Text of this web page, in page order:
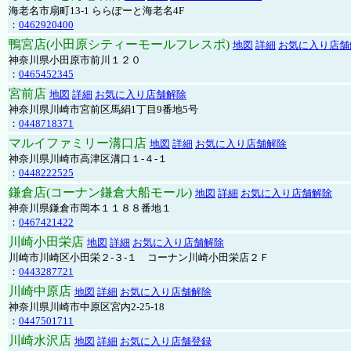
海老名市扇町13-1 ららぽーと海老名4F
： 0462920400
鴨宮店(小田原シティーモールフレスポ) 地図 詳細 お気に入り店
神奈川県小田原市前川１２０
： 0465452345
宮前店 地図 詳細 お気に入り店舗解除
神奈川県川崎市宮前区馬絹1丁目9番地5号
： 0448718371
マルイファミリー溝口店 地図 詳細 お気に入り店舗解除
神奈川県川崎市高津区溝口１-４-１
： 0448222525
鎌倉店(コーナン鎌倉大船モール) 地図 詳細 お気に入り店舗解除
神奈川県鎌倉市岡本１１８８番地１
： 0467421422
川崎小田栄店 地図 詳細 お気に入り店舗解除
川崎市川崎区小田栄２‐３‐１ コーナン川崎小田栄店２Ｆ
： 0443287721
川崎中原店 地図 詳細 お気に入り店舗解除
神奈川県川崎市中原区宮内2-25-18
： 0447501711
川崎水沢店 地図 詳細 お気に入り店舗登録